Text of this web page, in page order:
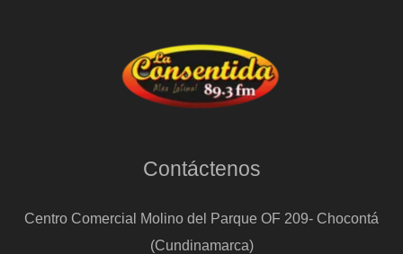
Contáctenos
Centro Comercial Molino del Parque OF 209- Chocontá
(Cundinamarca)